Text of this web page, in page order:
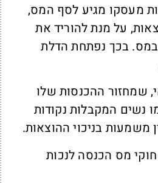
מעסקו מגיע לסף המס,
על מנת להוריד את
בכך נפתחת הדלת
ההכנסות שלו
נשים המקבלות נקודות
משמעות בניכוי ההוצאות.
מס הכנסה לנכות